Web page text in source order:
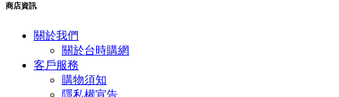
商店資訊
關於我們
關於台時購網
客戶服務
購物須知
隱私權宣告